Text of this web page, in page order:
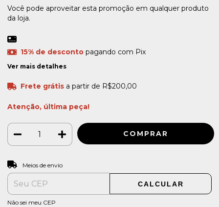
Você pode aproveitar esta promoção em qualquer produto
da loja.
15% de descontopagando com Pix
Ver mais detalhes
Frete grátis a partir de R$200,00
Atenção, última peça!
Entregas para o CEP:
Meios de envio
CALCULAR
Não sei meu CEP